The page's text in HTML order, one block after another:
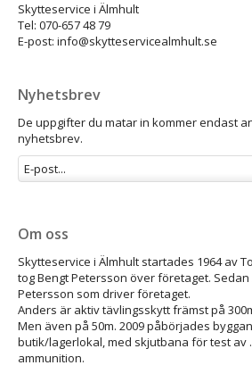
Skytteservice i Älmhult
Tel: 070-657 48 79
E-post: info@skytteservicealmhult.se
Nyhetsbrev
De uppgifter du matar in kommer endast
nyhetsbrev.
Om oss
Skytteservice i Älmhult startades 1964 av
tog Bengt Petersson över företaget. Sedan
Petersson som driver företaget.
Anders är aktiv tävlingsskytt främst på
Men även på 50m. 2009 påbörjades
butik/lagerlokal, med skjutbana för test av
ammunition.